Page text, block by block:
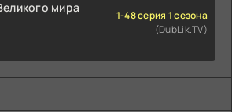
мира
1-48 серия 1 сезона
(DubLik.TV)